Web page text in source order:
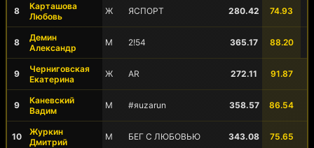
8
Карташова
Любовь
Ж ЯСПОРТ 280.42 74.93
8
Демин
Александр
М 2!54 365.17 88.20
9
Черниговская
Екатерина
Ж AR 272.11 91.87
9
Каневский
Вадим
М #яuzarun 358.57 86.54
10
Журкин
Дмитрий
М БЕГ С ЛЮБОВЬЮ 343.08 75.65